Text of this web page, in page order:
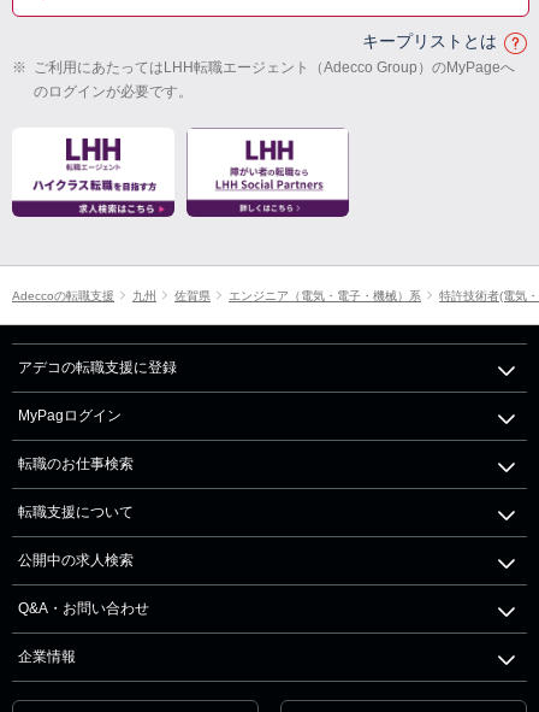
キープリストとは
※ ご利用にあたってはLHH転職エージェント（Adecco Group）のMyPageへ
のログインが必要です。
Adeccoの転職支援 九州 佐賀県 エンジニア（電気・電子・機械）系 特許技術者(電気
アデコの転職支援に登録
MyPagログイン
転職のお仕事検索
転職支援について
公開中の求人検索
Q&A・お問い合わせ
企業情報